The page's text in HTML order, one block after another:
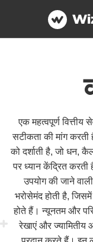
एक महत्वपूर्ण वित्तीय
सटीकता की मांग करती
को दर्शाती है, जो धन,
पर ध्यान केंद्रित करती
उपयोग की जाने
भरोसेमंद होती है,
होते हैं। न्यूनतम और
रेखाएं और ज्यामितीय